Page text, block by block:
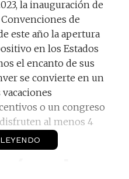
la inauguración de
de
este año la apertura
en los Estados
el encanto de sus
se convierte en un
o un congreso
al menos 4